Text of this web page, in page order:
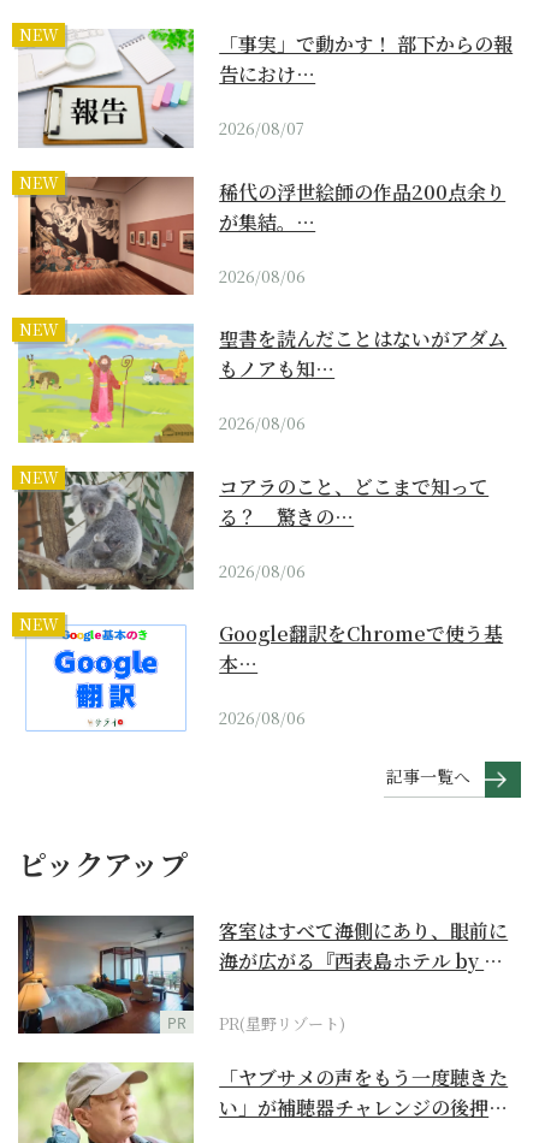
NEW
「事実」で動かす！ 部下からの報
告におけ…
2026/08/07
NEW
稀代の浮世絵師の作品200点余り
が集結。…
2026/08/06
NEW
聖書を読んだことはないがアダム
もノアも知…
2026/08/06
NEW
コアラのこと、どこまで知って
る？ 驚きの…
2026/08/06
NEW
Google翻訳をChromeで使う基
本…
2026/08/06
記事一覧へ
ピックアップ
PR
客室はすべて海側にあり、眼前に
海が広がる『西表島ホテル by 星
PR(星野リゾート)
「ヤブサメの声をもう一度聴きた
い」が補聴器チャレンジの後押し